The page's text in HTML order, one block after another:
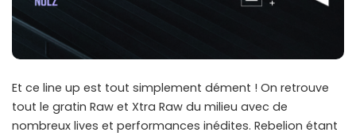
Et ce line up est tout simplement dément ! On retrouve
tout le gratin Raw et Xtra Raw du milieu avec de
nombreux lives et performances inédites. Rebelion étant